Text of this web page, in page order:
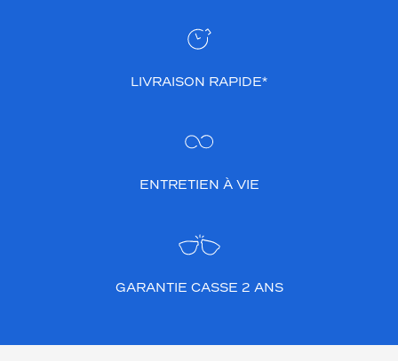
LIVRAISON RAPIDE*
ENTRETIEN À VIE
GARANTIE CASSE 2 ANS